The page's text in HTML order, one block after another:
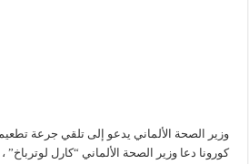
وزير الصحة الألماني يدعو إلى تلقي جرعة
كورونا دعا وزير الصحة الألماني “كارل